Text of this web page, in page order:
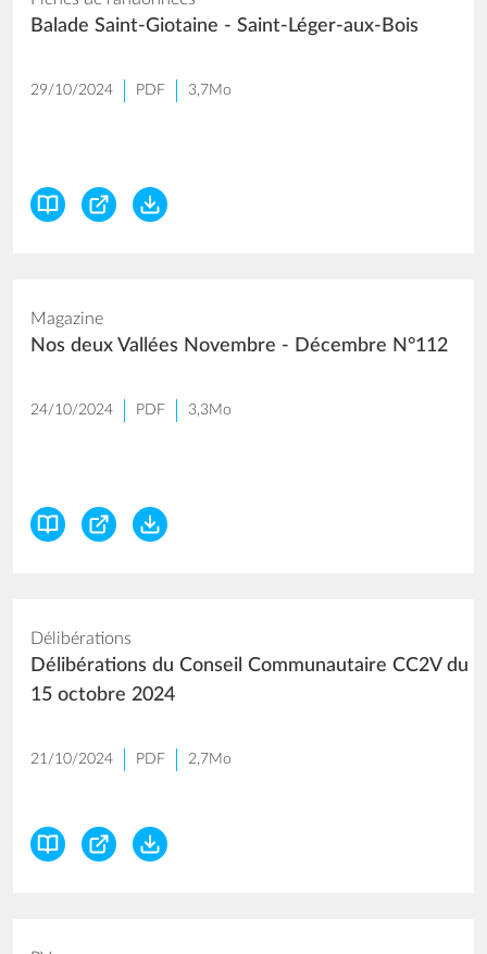
Balade Saint-Giotaine - Saint-Léger-aux-Bois
29/10/2024 PDF 3,7Mo
Magazine
Nos deux Vallées Novembre - Décembre N°112
24/10/2024 PDF 3,3Mo
Délibérations
Délibérations du Conseil Communautaire CC2V du
15 octobre 2024
21/10/2024 PDF 2,7Mo